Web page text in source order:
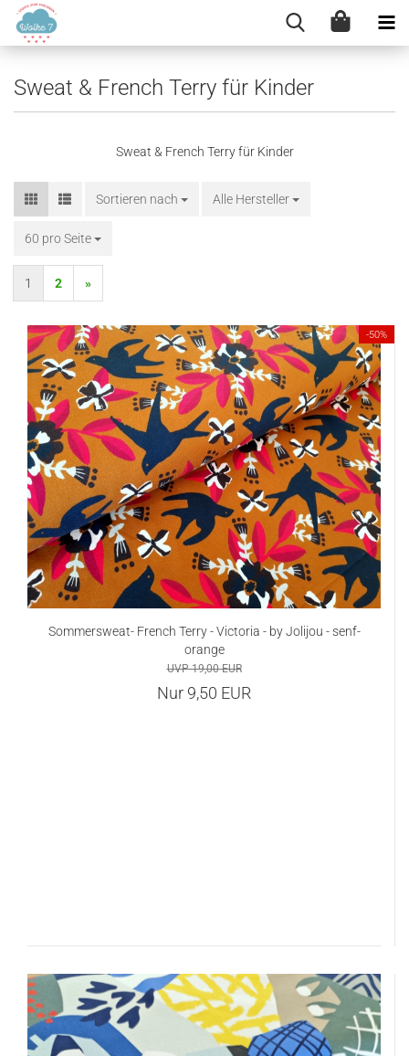
Sweat & French Terry für Kinder
Sweat & French Terry für Kinder
Sortieren nach
Sortieren nach Alle Hersteller
60 pro Seite
pro Seite
1 2 »
-50%
Sommersweat- French Terry - Victoria - by Jolijou - senf-
orange
UVP 19,00 EUR
Nur 9,50 EUR